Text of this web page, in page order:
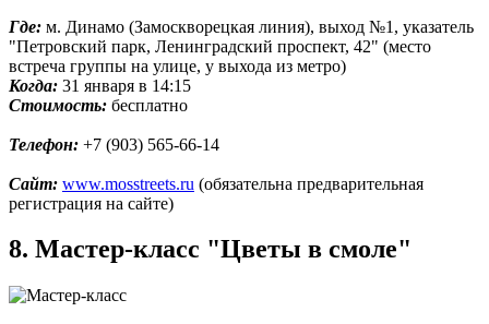
Где: м. Динамо (Замоскворецкая линия), выход №1, указатель
"Петровский парк, Ленинградский проспект, 42" (место
встреча группы на улице, у выхода из метро)
Когда: 31 января в 14:15
Стоимость: бесплатно
Телефон: +7 (903) 565-66-14
Сайт: www.mosstreets.ru (обязательна предварительная
регистрация на сайте)
8. Мастер-класс "Цветы в смоле"